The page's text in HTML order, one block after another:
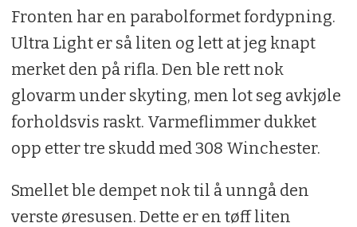
Fronten har en parabolformet fordypning.
Ultra Light er så liten og lett at jeg knapt
merket den på rifla. Den ble rett nok
glovarm under skyting, men lot seg avkjøle
forholdsvis raskt. Varmeflimmer dukket
opp etter tre skudd med 308 Winchester.
Smellet ble dempet nok til å unngå den
verste øresusen. Dette er en tøff liten